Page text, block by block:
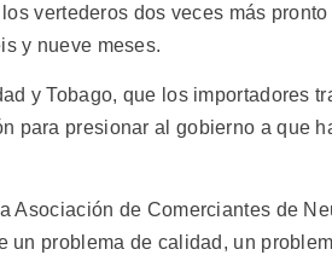
vertederos dos veces más
y nueve meses.
y Tobago, que los importadores
para presionar al gobierno a que
Asociación de Comerciantes de
un problema de calidad, un